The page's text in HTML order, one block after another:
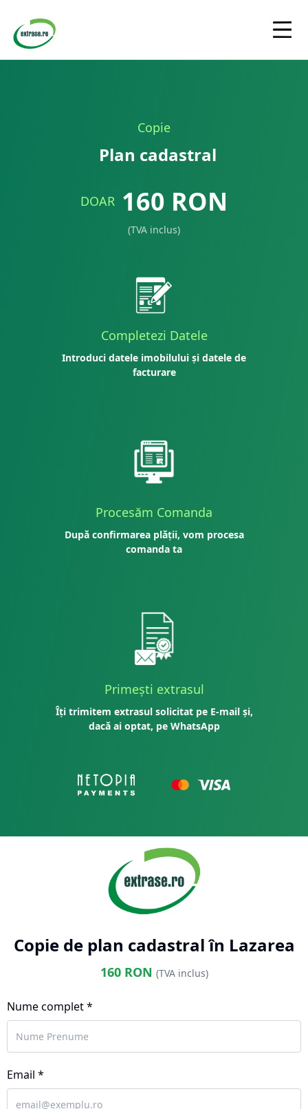
Copie
Plan cadastral
DOAR 160 RON
(TVA inclus)
Completezi Datele
Introduci datele imobilului și datele de
facturare
Procesăm Comanda
După confirmarea plății, vom procesa
comanda ta
Primești extrasul
Îți trimitem extrasul solicitat pe E-mail și,
dacă ai optat, pe WhatsApp
Copie de plan cadastral în Lazarea
160RON (TVA inclus)
Nume complet *
Email *